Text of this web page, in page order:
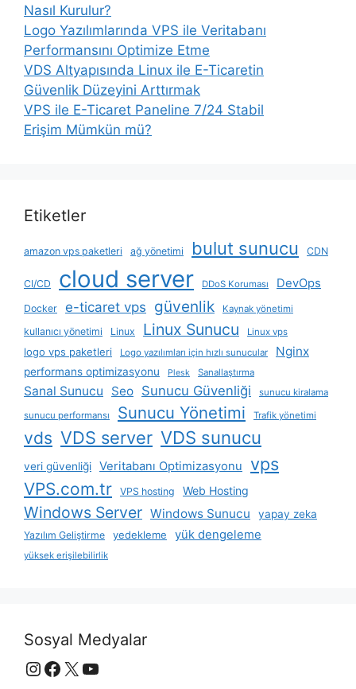
Nasıl Kurulur?
Logo Yazılımlarında VPS ile Veritabanı
Performansını Optimize Etme
VDS Altyapısında Linux ile E-Ticaretin
Güvenlik Düzeyini Arttırmak
VPS ile E-Ticaret Paneline 7/24 Stabil
Erişim Mümkün mü?
Etiketler
amazon vps paketleri ağ yönetimi bulut sunucu CDN
CI/CD cloud server DDoS Koruması DevOps
Docker e-ticaret vps güvenlik Kaynak yönetimi
kullanıcı yönetimi Linux Linux Sunucu Linux vps
logo vps paketleri Logo yazılımları için hızlı sunucular Nginx
performans optimizasyonu Plesk Sanallaştırma
Sanal Sunucu Seo Sunucu Güvenliği sunucu kiralama
sunucu performansı Sunucu Yönetimi Trafik yönetimi
vds VDS server VDS sunucu
veri güvenliği Veritabanı Optimizasyonu vps
VPS.com.tr VPS hosting Web Hosting
Windows Server Windows Sunucu yapay zeka
Yazılım Geliştirme yedekleme yük dengeleme
yüksek erişilebilirlik
Sosyal Medyalar
Instagram Facebook X YouTube